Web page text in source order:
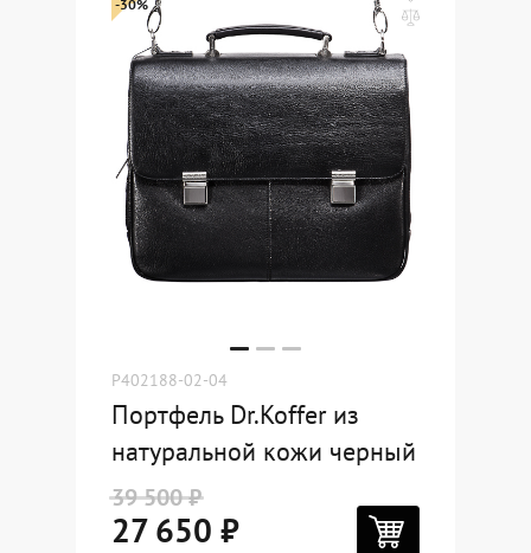
-30%
P402188-02-04
Портфель Dr.Koffer из
натуральной кожи черный
39 500 ₽
27 650 ₽